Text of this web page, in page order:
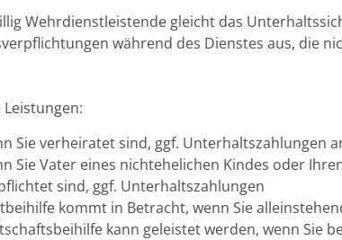
Wehrdienstleistende gleicht das
während des Dienstes aus, die
Sie verheiratet sind, ggf. Unterhaltszahlungen
Sie Vater eines nichtehelichen Kindes oder
sind, ggf. Unterhaltszahlungen
kommt in Betracht, wenn Sie
kann geleistet werden, wenn Sie